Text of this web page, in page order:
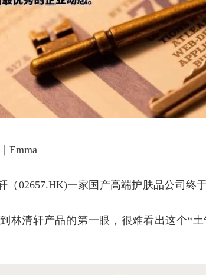
Emma
02657.HK)一家国产高端护肤品公司终
清轩产品的第一眼，很难看出这个“土